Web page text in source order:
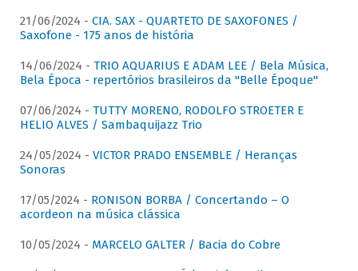
21/06/2024 - CIA. SAX - QUARTETO DE SAXOFONES /
Saxofone - 175 anos de história
14/06/2024 - TRIO AQUARIUS E ADAM LEE / Bela Música,
Bela Época - repertórios brasileiros da "Belle Époque"
07/06/2024 - TUTTY MORENO, RODOLFO STROETER E
HELIO ALVES / Sambaquijazz Trio
24/05/2024 - VICTOR PRADO ENSEMBLE / Heranças
Sonoras
17/05/2024 - RONISON BORBA / Concertando – O
acordeon na música clássica
10/05/2024 - MARCELO GALTER / Bacia do Cobre